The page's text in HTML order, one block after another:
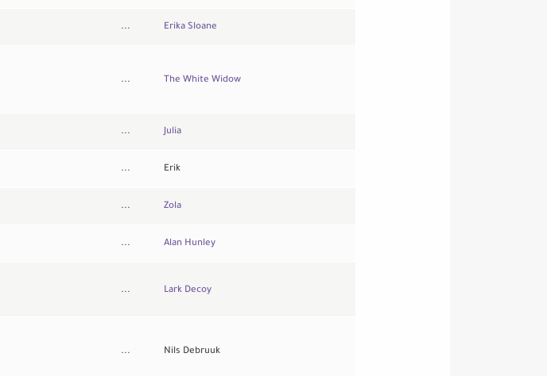
... Erika Sloane
... The White Widow
... Julia
... Erik
... Zola
... Alan Hunley
... Lark Decoy
... Nils Debruuk